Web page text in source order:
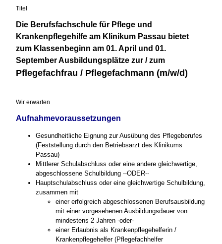
Titel
Die Berufsfachschule für Pflege und
Krankenpflegehilfe am Klinikum Passau bietet
zum Klassenbeginn am 01. April und 01.
September Ausbildungsplätze zur / zum
Pflegefachfrau / Pflegefachmann (m/w/d)
Wir erwarten
Aufnahmevoraussetzungen
Gesundheitliche Eignung zur Ausübung des Pflegeberufes
(Feststellung durch den Betriebsarzt des Klinikums
Passau)
Mittlerer Schulabschluss oder eine andere gleichwertige,
abgeschlossene Schulbildung --ODER--
Hauptschulabschluss oder eine gleichwertige Schulbildung,
zusammen mit
einer erfolgreich abgeschlossenen Berufsausbildung
mit einer vorgesehenen Ausbildungsdauer von
mindestens 2 Jahren -oder-
einer Erlaubnis als Krankenpflegehelferin /
Krankenpflegehelfer (Pflegefachhelfer